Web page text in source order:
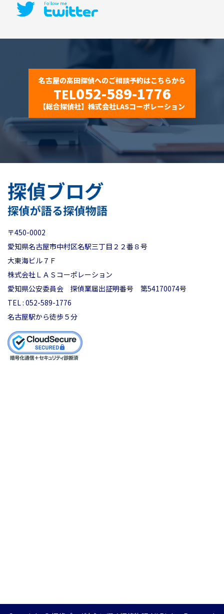
名古屋の高田探偵へのご相談予約はこちらから
TEL052-589-1776
【総合探偵社】株式会社LASコーポレーション
〒450-0002
愛知県名古屋市中村区名駅三丁目２２番８号
大東海ビル７Ｆ
株式会社ＬＡＳコーポレーション
愛知県公安委員会 探偵業届出証明番号 第54170074号
TEL : 052-589-1776
名古屋駅から徒歩５分